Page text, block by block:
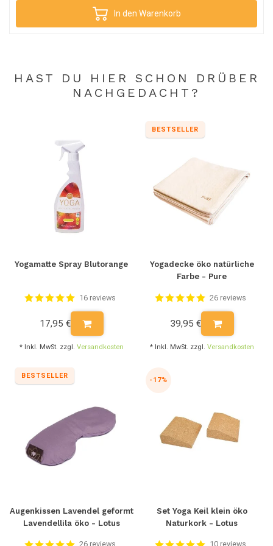
In den Warenkorb
HAST DU HIER SCHON DRÜBER
NACHGEDACHT?
Yogamatte Spray Blutorange
16 reviews
17,95 €
* Inkl. MwSt. zzgl. Versandkosten
BESTSELLER
Yogadecke öko natürliche
Farbe - Pure
26 reviews
39,95 €
* Inkl. MwSt. zzgl. Versandkosten
BESTSELLER
Augenkissen Lavendel geformt
Lavendellila öko - Lotus
26 reviews
-17%
Set Yoga Keil klein öko
Naturkork - Lotus
10 reviews